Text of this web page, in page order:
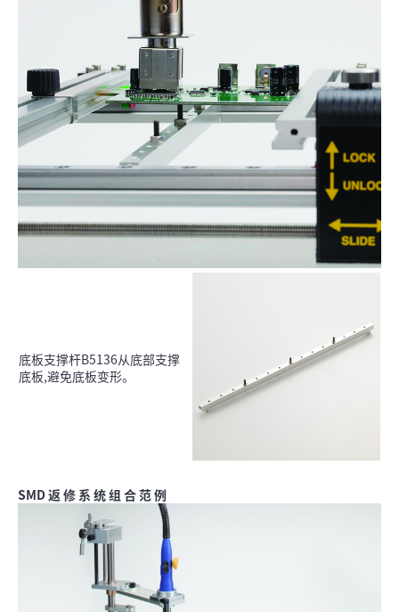
底板支撑杆B5136从底部支撑
底板,避免底板变形。
SMD 返 修 系 统 组 合 范 例